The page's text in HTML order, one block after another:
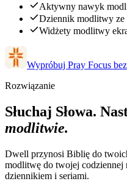
Aktywny nawyk
Dziennik modlitwy ze
Widżety modlitwy
Wypróbuj Pray Focus
Rozwiązanie
Słuchaj Słowa.
modlitwie.
Dwell przynosi Biblię do
modlitwę do twojej
dziennikiem i seriami.